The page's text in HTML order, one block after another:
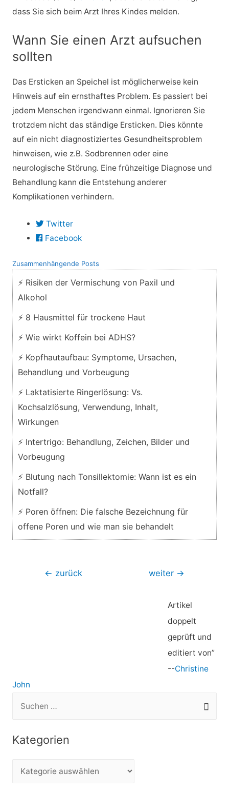
dass Sie sich beim Arzt Ihres Kindes melden.
Wann Sie einen Arzt aufsuchen
sollten
Das Ersticken an Speichel ist möglicherweise kein
Hinweis auf ein ernsthaftes Problem. Es passiert bei
jedem Menschen irgendwann einmal. Ignorieren Sie
trotzdem nicht das ständige Ersticken. Dies könnte
auf ein nicht diagnostiziertes Gesundheitsproblem
hinweisen, wie z.B. Sodbrennen oder eine
neurologische Störung. Eine frühzeitige Diagnose und
Behandlung kann die Entstehung anderer
Komplikationen verhindern.
Twitter
Facebook
Zusammenhängende Posts
⚡ Risiken der Vermischung von Paxil und
Alkohol
⚡ 8 Hausmittel für trockene Haut
⚡ Wie wirkt Koffein bei ADHS?
⚡ Kopfhautaufbau: Symptome, Ursachen,
Behandlung und Vorbeugung
⚡ Laktatisierte Ringerlösung: Vs.
Kochsalzlösung, Verwendung, Inhalt,
Wirkungen
⚡ Intertrigo: Behandlung, Zeichen, Bilder und
Vorbeugung
⚡ Blutung nach Tonsillektomie: Wann ist es ein
Notfall?
⚡ Poren öffnen: Die falsche Bezeichnung für
offene Poren und wie man sie behandelt
Beitragsnavigation
← zurück weiter →
Artikel
doppelt
geprüft und
editiert von”
--Christine
John
Kategorien